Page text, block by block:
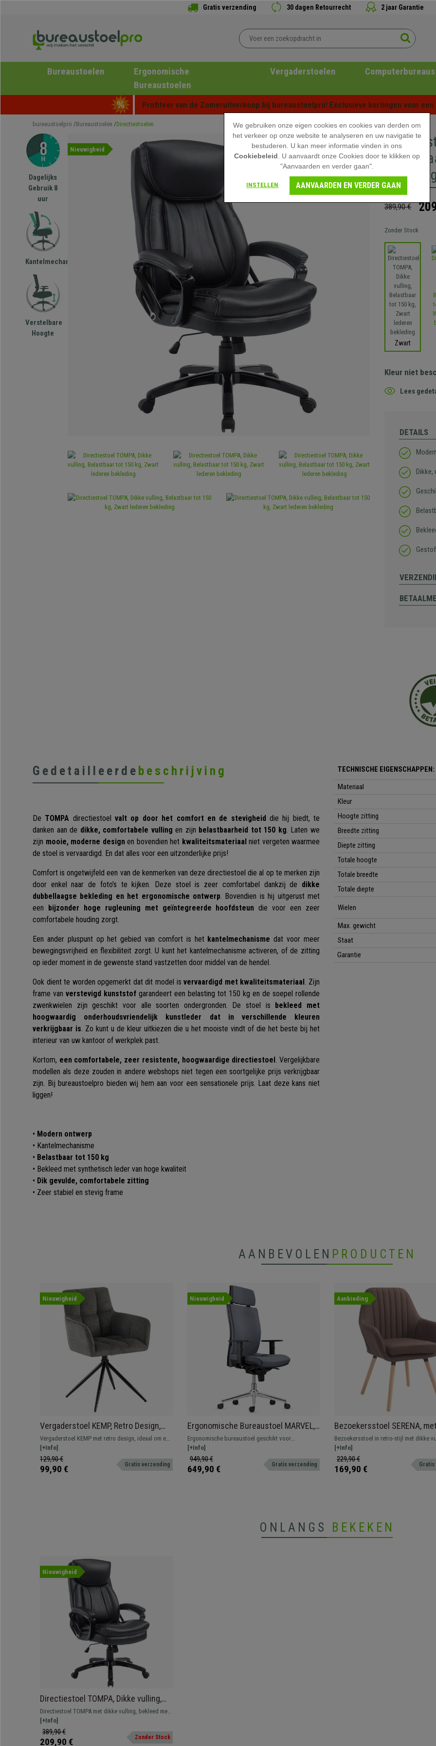
Gratis verzending 30 dagen Retourrecht 2 jaar Garantie
Bureaustoelen
Ergonomische
Bureaustoelen
Vergaderstoelen Computerbureaus
Profiteer van de Zomeruitverkoop bij bureaustoelpro! Exclusieve kortingen voor
bureaustoelpro Bureaustoelen Directiestoelen
Dagelijks
Gebruik 8
uur
Kantelmechanisme
Verstelbare
Hoogte
Nieuwigheid
bekleding
389,90 €
Zonder Stock
Zwart
Kleur niet
Lees
DETAILS
Dikke,
Gedetailleerde beschrijving
De TOMPA directiestoelvalt op door het comfort en de stevigheiddie hij biedt, te
danken aan de dikke, comfortabele vulling en zijn belastbaarheid tot 150 kg. Laten we
zijn mooie, moderne designen bovendien het kwaliteitsmateriaalniet vergeten waarmee
de stoel is vervaardigd. En dat alles voor een uitzonderlijke prijs!
Comfort is ongetwijfeld een van de kenmerken van deze directiestoel die al op te merken zijn
door enkel naar de foto's te kijken. Deze stoel is zeer comfortabel dankzij de dikke
dubbellaagse bekleding en het ergonomische ontwerp. Bovendien is hij uitgerust met
een bijzonder hoge rugleuning met geïntegreerde hoofdsteun die voor een zeer
comfortabele houding zorgt.
Een ander pluspunt op het gebied van comfort is het kantelmechanisme dat voor meer
bewegingsvrijheid en flexibiliteit zorgt. U kunt het kantelmechanisme activeren, of de zitting
op ieder moment in de gewenste stand vastzetten door middel van de hendel.
Ook dient te worden opgemerkt dat dit model isvervaardigd met kwaliteitsmateriaal. Zijn
frame van verstevigd kunststof garandeert een belasting tot 150 kg en de soepel rollende
zwenkwielen zijn geschikt voor alle soorten ondergronden. De stoel is bekleed met
hoogwaardig onderhoudsvriendelijk kunstleder dat in verschillende kleuren
verkrijgbaar is. Zo kunt u de kleur uitkiezen die u het mooiste vindt of die het beste bij het
interieur van uw kantoor of werkplek past.
Kortom, een comfortabele, zeer resistente, hoogwaardige directiestoel. Vergelijkbare
modellen als deze zouden in andere webshops niet tegen een soortgelijke prijs verkrijgbaar
zijn. Bij bureaustoelpro bieden wij hem aan voor een sensationele prijs. Laat deze kans niet
liggen!
• Modern ontwerp
• Kantelmechanisme
• Belastbaar tot 150 kg
• Bekleed met synthetisch leder van hoge kwaliteit
• Dik gevulde, comfortabele zitting
• Zeer stabiel en stevig frame
TECHNISCHE EIGENSCHAPPEN:
Materiaal
Kleur
Hoogte zitting
Breedte zitting
Diepte zitting
Totale hoogte
Totale breedte
Totale diepte
Wielen
Max. gewicht
Staat
Garantie
AANBEVOLEN PRODUCTEN
Nieuwigheid
Vergaderstoel KEMP, Retro Design,
Draaibaar met Zwarte Poten,
Donkergrijze Stof
Vergaderstoel KEMP met retro design, ideaal om een
klassieke sfeer in uw eetkamer te creëren.
[+Info]
129,90 €
99,90 € Gratis verzending
Nieuwigheid
Ergonomische Bureaustoel MARVEL,
Grijze Stof, Metalen Onderstel,
Hoofdsteun en Lendensteun
Ergonomische bureaustoel geschikt voor
professioneel gebruik met verstelbare rugleuning,
lendensteun en verstelbare armleuningen.
[+Info]
949,90 €
649,90 € Gratis verzending
Aanbieding
Bezoekersstoel SERENA,
Houtkleurige Poten,
Bezoekersstoel in retro-stijl met dikke
gemaakt van hoogwaardige materialen.
[+Info]
229,90 €
169,90 € Gratis
ONLANGS BEKEKEN
Nieuwigheid
Directiestoel TOMPA, Dikke vulling,
Belastbaar tot 150 kg, Zwart lederen
bekleding
Directiestoel TOMPA met dikke vulling, bekleed met
synthetisch leder en verkrijgbaar in verschillende
kleuren. Zeer slijtvast en elegant ontwerp.
[+Info]
389,90 €
209,90 € Zonder Stock
We gebruiken onze eigen cookies en cookies van derden om
het verkeer op onze website te analyseren en uw navigatie te
bestuderen. U kan meer informatie vinden in ons
Cookiebeleid . U aanvaardt onze Cookies door te klikken op
"Aanvaarden en verder gaan".
INSTELLEN AANVAARDEN EN VERDER GAAN